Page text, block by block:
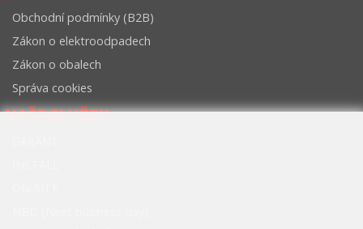
Obchodní podmínky (B2B)
Zákon o elektroodpadech
Zákon o obalech
Správa cookies
NAŠE SLUŽBY